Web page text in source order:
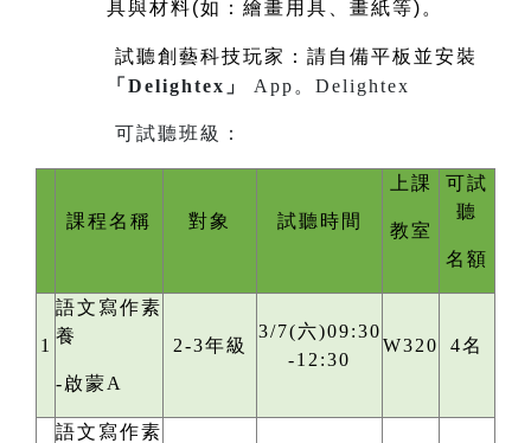
具與材料(如：繪畫用具、畫紙等)。
試聽創藝科技玩家：請自備平板並安裝
「Delightex」
App。 Delightex
可試聽班級：
課程名稱 對象 試聽時間
上課
教室
可試
聽
名額
1
語文寫作素
養
-啟蒙A
2-3年級
3/7(六)09:30
-12:30
W320 4名
語文寫作素